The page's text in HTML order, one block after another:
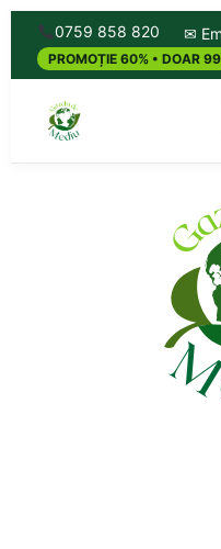
0759 858 820 ✉
PROMOȚIE 60% • DOAR